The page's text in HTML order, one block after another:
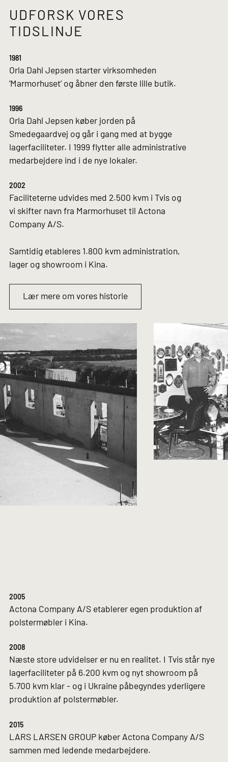
UDFORSK VORES
TIDSLINJE
1981
Orla Dahl Jepsen starter virksomheden
’Marmorhuset’ og åbner den første lille butik.
1996
Orla Dahl Jepsen køber jorden på
Smedegaardvej og går i gang med at bygge
lagerfaciliteter. I 1999 flytter alle administrative
medarbejdere ind i de nye lokaler.
2002
Faciliteterne udvides med 2.500 kvm i Tvis og
vi skifter navn fra Marmorhuset til Actona
Company A/S.
Samtidig etableres 1.800 kvm administration,
lager og showroom i Kina.
Lær mere om vores historie
2005
Actona Company A/S etablerer egen produktion af
polstermøbler i Kina.
2008
Næste store udvidelser er nu en realitet. I Tvis står nye
lagerfaciliteter på 6.200 kvm og nyt showroom på
5.700 kvm klar - og i Ukraine påbegyndes yderligere
produktion af polstermøbler.
2015
LARS LARSEN GROUP køber Actona Company A/S
sammen med ledende medarbejdere.